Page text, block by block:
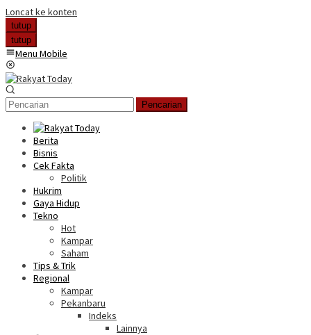
Loncat ke konten
tutup
tutup
Menu Mobile
Pencarian
Berita
Bisnis
Cek Fakta
Politik
Hukrim
Gaya Hidup
Tekno
Hot
Kampar
Saham
Tips & Trik
Regional
Kampar
Pekanbaru
Indeks
Lainnya